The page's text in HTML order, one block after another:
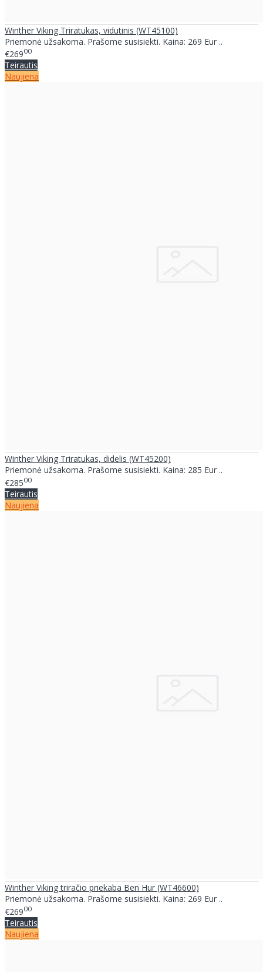
Winther Viking Triratukas, vidutinis (WT45100)
Priemonė užsakoma. Prašome susisiekti. Kaina: 269 Eur ..
€26900
Teirautis
Naujiena
Winther Viking Triratukas, didelis (WT45200)
Priemonė užsakoma. Prašome susisiekti. Kaina: 285 Eur ..
€28500
Teirautis
Naujiena
Winther Viking triračio priekaba Ben Hur (WT46600)
Priemonė užsakoma. Prašome susisiekti. Kaina: 269 Eur ..
€26900
Teirautis
Naujiena